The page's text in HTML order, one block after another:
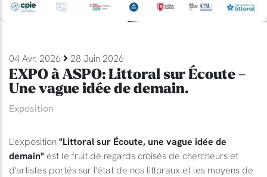
04 Avr. 2026 28 Juin 2026
EXPO à ASPO: Littoral sur Écoute -
Une vague idée de demain.
Exposition
L'exposition "Littoral sur Écoute, une vague idée de
demain" est le fruit de regards croisés de chercheurs et
d'artistes portés sur l'état de nos littoraux et les moyens de